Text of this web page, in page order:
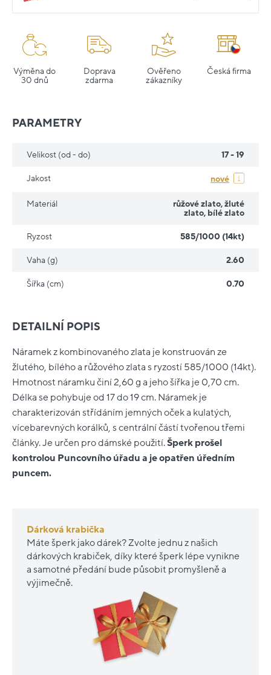
Výměna do
30 dnů
Doprava
zdarma
Ověřeno
zákazníky
Česká firma
DETAILNÍ POPIS
Náramek z kombinovaného zlata je konstruován ze
žlutého, bílého a růžového zlata s ryzostí 585/1000 (14kt).
Hmotnost náramku činí 2,60 g a jeho šířka je 0,70 cm.
Délka se pohybuje od 17 do 19 cm. Náramek je
charakterizován střídáním jemných oček a kulatých,
vícebarevných korálků, s centrální částí tvořenou třemi
články. Je určen pro dámské použití.Šperk prošel
kontrolou Puncovního úřadu a je opatřen úředním
puncem.
Dárková krabička
Máte šperk jako dárek? Zvolte jednu z našich
dárkových krabiček, díky které šperk lépe vynikne
a samotné předání bude působit promyšleně a
výjimečně.
PARAMETRY
Velikost (od - do) 17 - 19
Jakost nové
Materiál růžové zlato, žluté
zlato, bílé zlato
Ryzost 585/1000 (14kt)
Vaha (g) 2.60
Šířka (cm) 0.70